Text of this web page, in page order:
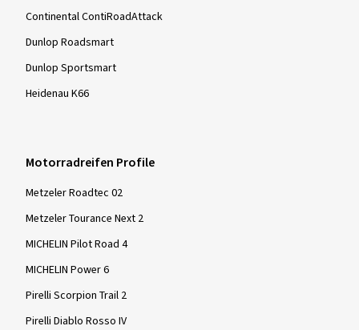
Continental ContiRoadAttack
Dunlop Roadsmart
Dunlop Sportsmart
Heidenau K66
Motorradreifen Profile
Metzeler Roadtec 02
Metzeler Tourance Next 2
MICHELIN Pilot Road 4
MICHELIN Power 6
Pirelli Scorpion Trail 2
Pirelli Diablo Rosso IV